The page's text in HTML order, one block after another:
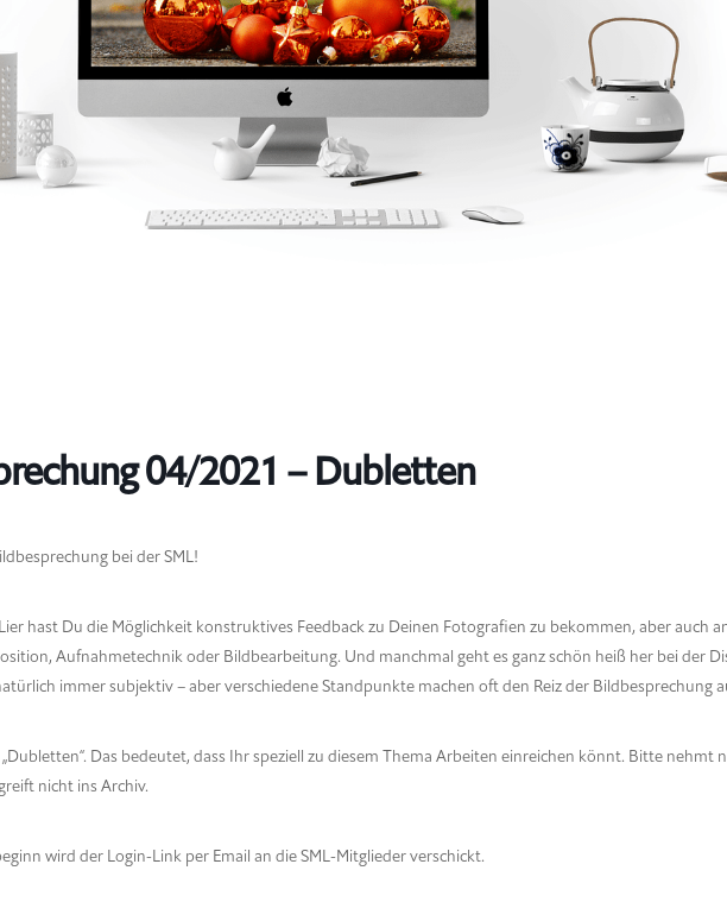
04/2021 – Dubletten
bei der SML!
hast Du die Möglichkeit konstruktives Feedback zu Deinen Fotografien zu bekommen, aber auch
Aufnahmetechnik oder Bildbearbeitung. Und manchmal geht es ganz schön heiß her bei der
immer subjektiv – aber verschiedene Standpunkte machen oft den Reiz der Bildbesprechung
Das bedeutet, dass Ihr speziell zu diesem Thema Arbeiten einreichen könnt. Bitte nehmt
nicht ins Archiv.
wird der Login-Link per Email an die SML-Mitglieder verschickt.